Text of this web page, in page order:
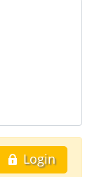
Login